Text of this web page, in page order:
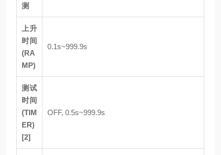
测
上升
时间
(RA
MP)
0.1s~999.9s
测试
时间
(TIM
ER)
[2]
OFF, 0.5s~999.9s